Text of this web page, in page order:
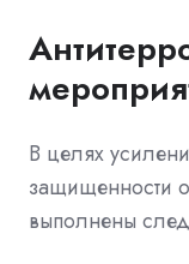
В целях
защищенности
выполнены